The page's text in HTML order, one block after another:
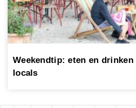
Weekendtip: eten en
locals